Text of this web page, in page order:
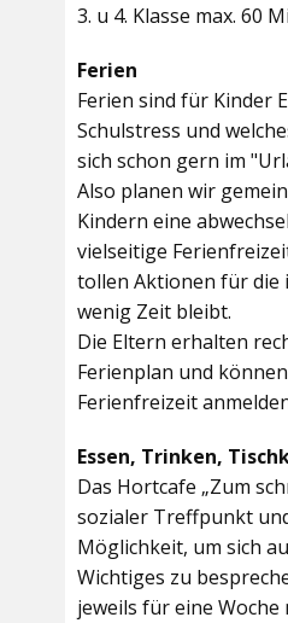
3. u 4. Klasse max. 60
Ferien
Ferien sind für Kinder
Schulstress und
sich schon gern im
Also planen wir
Kindern eine
vielseitige
tollen Aktionen für die
wenig Zeit bleibt.
Die Eltern erhalten
Ferienplan und
Ferienfreizeit
Essen, Trinken,
Das Hortcafe „Zum
sozialer Treffpunkt
Möglichkeit, um sich
Wichtiges zu
jeweils für eine